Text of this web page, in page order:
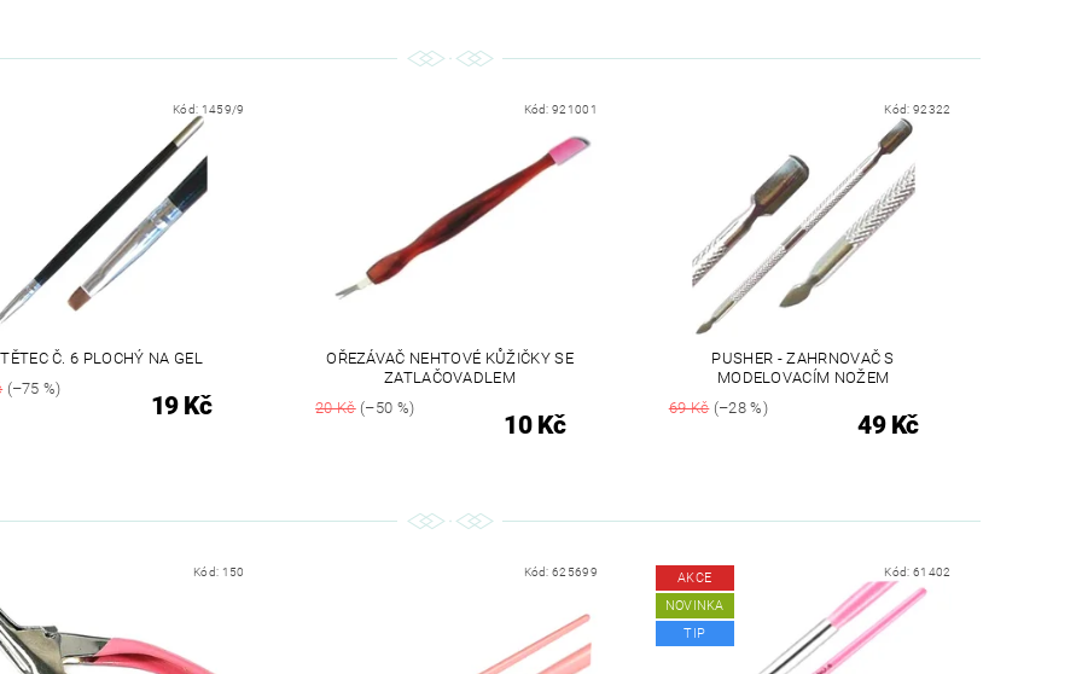
Kód: 1459/9
Č. 6 PLOCHÝ NA GEL
(–75 %)
19 Kč
Kód:921001
OŘEZÁVAČ NEHTOVÉ KŮŽIČKY SE
ZATLAČOVADLEM
20 Kč(–50 %)
10 Kč
Kód:92322
PUSHER - ZAHRNOVAČ S
MODELOVACÍM NOŽEM
69 Kč(–28 %)
49 Kč
Kód: 150 Kód:625699
AKCE
NOVINKA
TIP
Kód:61402